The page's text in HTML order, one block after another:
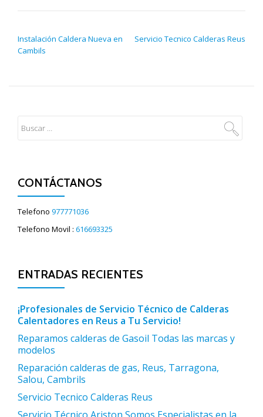
Instalación Caldera Nueva en
Cambils
Servicio Tecnico Calderas Reus
CONTÁCTANOS
Telefono 977771036
Telefono Movil : 616693325
ENTRADAS RECIENTES
¡Profesionales de Servicio Técnico de Calderas
Calentadores en Reus a Tu Servicio!
Reparamos calderas de Gasoil Todas las marcas y
modelos
Reparación calderas de gas, Reus, Tarragona,
Salou, Cambrils
Servicio Tecnico Calderas Reus